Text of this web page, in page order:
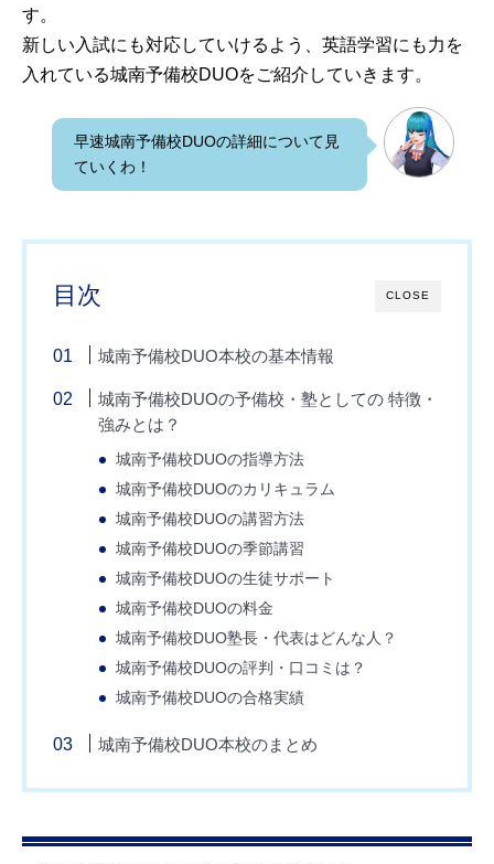
す。
新しい入試にも対応していけるよう、英語学習にも力を
入れている城南予備校DUOをご紹介していきます。
早速城南予備校DUOの詳細について見
ていくわ！
CLOSE
目次
城南予備校DUO本校の基本情報
城南予備校DUOの予備校・塾としての 特徴・
強みとは？
城南予備校DUOの指導方法
城南予備校DUOのカリキュラム
城南予備校DUOの講習方法
城南予備校DUOの季節講習
城南予備校DUOの生徒サポート
城南予備校DUOの料金
城南予備校DUO塾長・代表はどんな人？
城南予備校DUOの評判・口コミは？
城南予備校DUOの合格実績
城南予備校DUO本校のまとめ